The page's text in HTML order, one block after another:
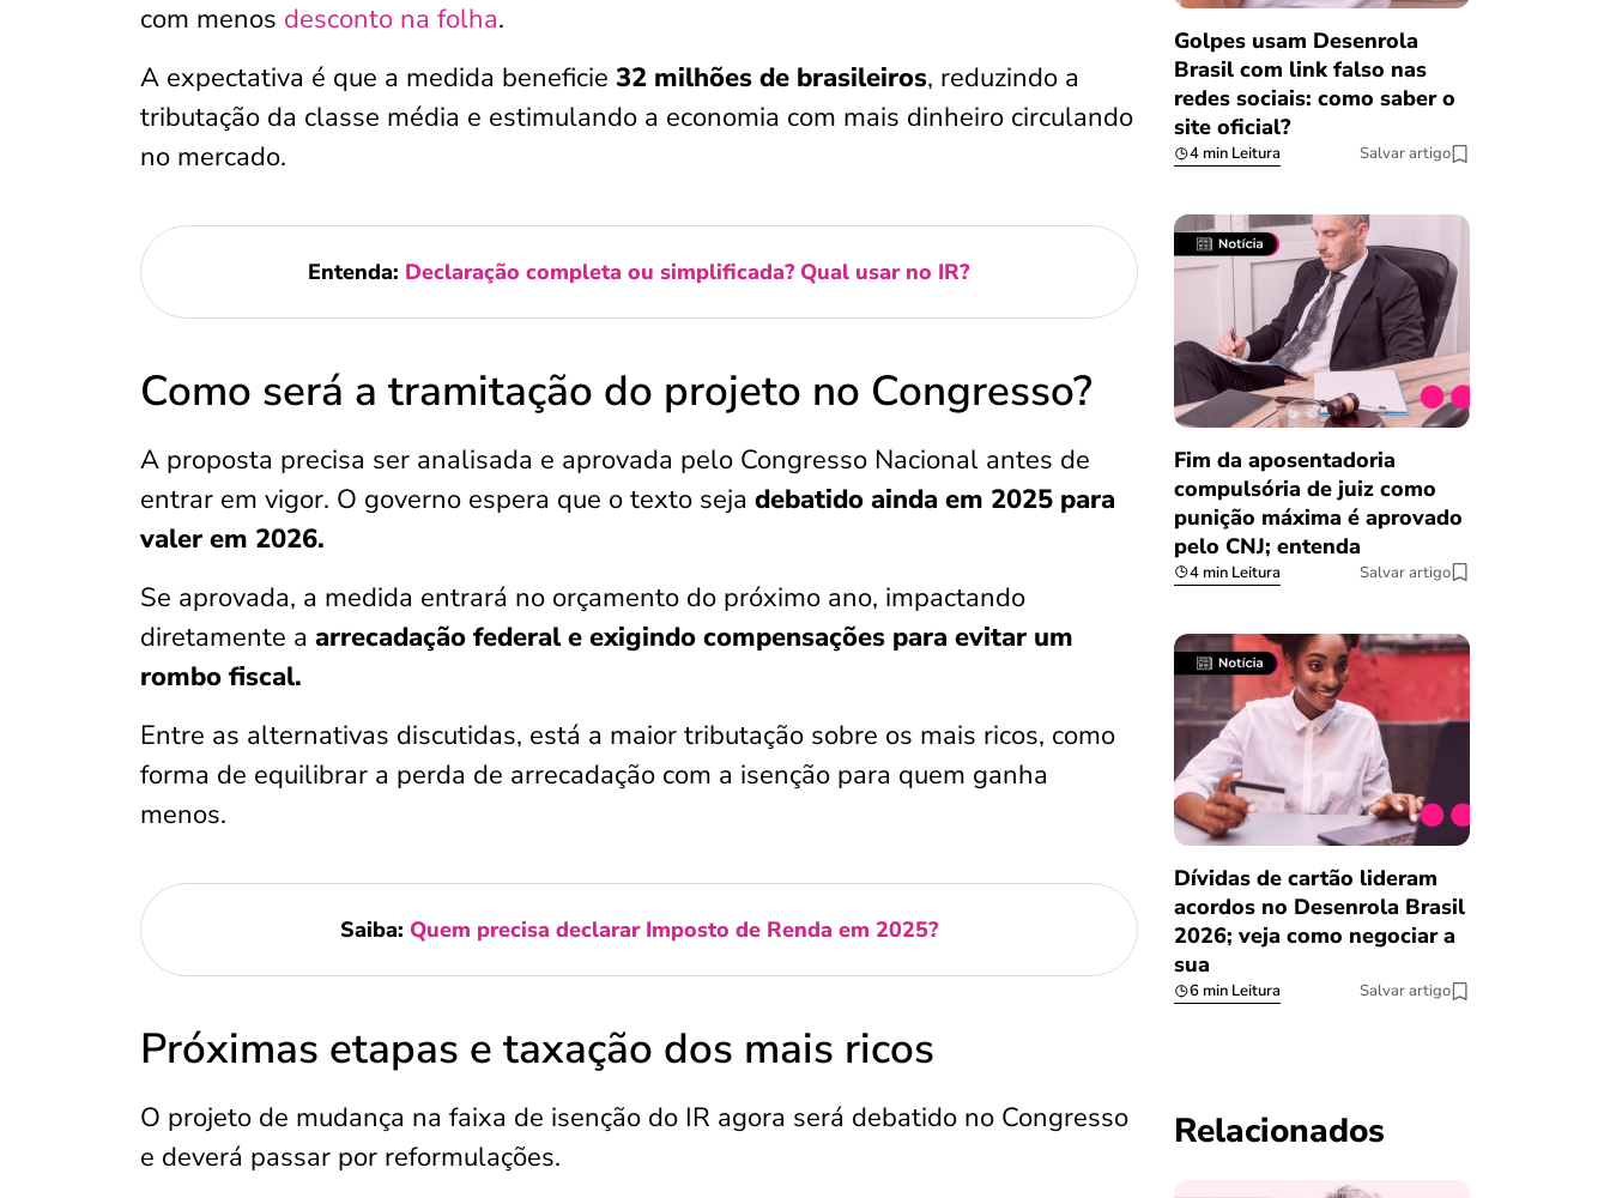
com menos desconto na folha.
A expectativa é que a medida beneficie 32 milhões de brasileiros, reduzindo a
tributação da classe média e estimulando a economia com mais dinheiro circulando
no mercado.
Entenda: Declaração completa ou simplificada? Qual usar no IR?
Como será a tramitação do projeto no Congresso?
A proposta precisa ser analisada e aprovada pelo Congresso Nacional antes de
entrar em vigor. O governo espera que o texto seja debatido ainda em 2025 para
valer em 2026.
Se aprovada, a medida entrará no orçamento do próximo ano, impactando
diretamente a arrecadação federal e exigindo compensações para evitar um
rombo fiscal.
Entre as alternativas discutidas, está a maior tributação sobre os mais ricos, como
forma de equilibrar a perda de arrecadação com a isenção para quem ganha
menos.
Saiba: Quem precisa declarar Imposto de Renda em 2025?
Próximas etapas e taxação dos mais ricos
O projeto de mudança na faixa de isenção do IR agora será debatido no Congresso
e deverá passar por reformulações.
Golpes usam Desenrola
Brasil com link falso nas
redes sociais: como saber o
site oficial?
4 min Leitura Salvar artigo
Fim da aposentadoria
compulsória de juiz como
punição máxima é aprovado
pelo CNJ; entenda
4 min Leitura Salvar artigo
Dívidas de cartão lideram
acordos no Desenrola Brasil
2026; veja como negociar a
sua
6 min Leitura Salvar artigo
Relacionados